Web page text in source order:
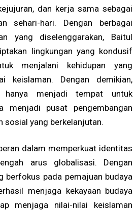
dan kerja sama sebagai
sehari-hari. Dengan berbagai
yang diselenggarakan, Baitul
lingkungan yang kondusif
menjalani kehidupan yang
keislaman. Dengan demikian,
menjadi tempat untuk
menjadi pusat pengembangan
sosial yang berkelanjutan.
dalam memperkuat identitas
arus globalisasi. Dengan
berfokus pada pemajuan budaya
menjaga kekayaan budaya
menjaga nilai-nilai keislaman